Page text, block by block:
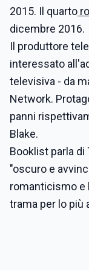
2015. Il quarto
dicembre 2016.
Il produttore
interessato
televisiva - da
Network.
panni
Blake.
Booklist parla
"oscuro e
romanticismo e
trama per lo più